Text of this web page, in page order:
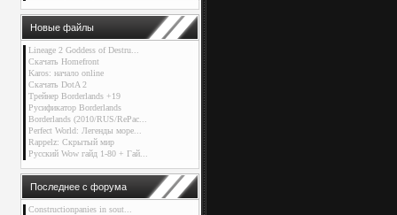
Новые файлы
Lineage 2 Goddess of Destru...
Скачать Homefront
Karos: начало online
Скачать DotA 2
Трейнер Borderlands +19
Русификатор Borderlands
Borderlands (2010/RUS/RePac...
Perfect World: Легенды море...
Rappelz: Скрытый мир
Русский Wow гайд 1-80 + Гай...
Последнее с форума
Constructionpanies in sout...